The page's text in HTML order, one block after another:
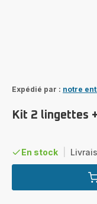
Expédié par : notre
Kit 2 lingettes
En stock